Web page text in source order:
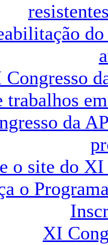
trabalhos
da
o site do XI
o
XI